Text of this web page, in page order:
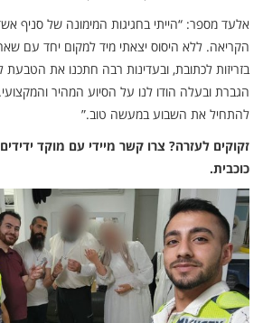
אלעד מספר: “הייתי בחגיגות המימונה של סניף
הקריאה. ללא היסוס יצאתי מיד למקום יחד עם
בזריזות לכתובת, ובעדינות רבה חתכנו את הטבעת
הגברת ובעלה הודו לנו על הסיוע המהיר
להתחיל את השבוע במעשה טוב.”
כוכבית.